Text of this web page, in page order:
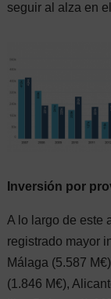
seguir al alza en
Inversión por
A lo largo de este
registrado mayor
Málaga (5.587
(1.846 M€),